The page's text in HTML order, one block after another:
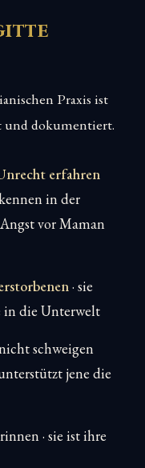
Praxis ist
und dokumentiert.
erfahren
in der
vor Maman
· sie
in die Unterwelt
schweigen
jene die
· sie ist ihre